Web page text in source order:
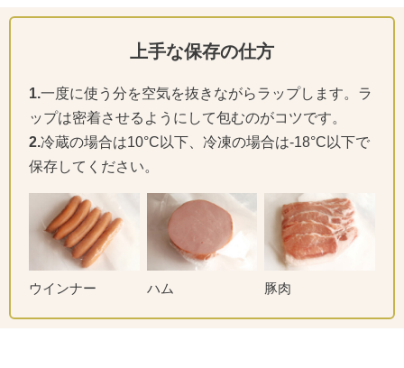
上手な保存の仕方
1.一度に使う分を空気を抜きながらラップします。ラ
ップは密着させるようにして包むのがコツです。
2.冷蔵の場合は10°C以下、冷凍の場合は-18°C以下で
保存してください。
ウインナー ハム 豚肉